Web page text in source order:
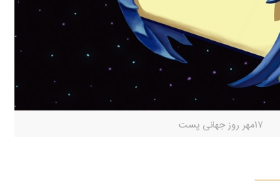
۱۷مهر روز جهانی پست